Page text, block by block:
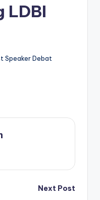
LDBI
Speaker Debat
Next Post